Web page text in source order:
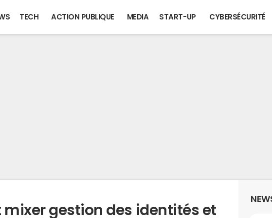
TECH ACTION PUBLIQUE MEDIA START-UP CYBERSÉCURITÉ
gestion des identités et